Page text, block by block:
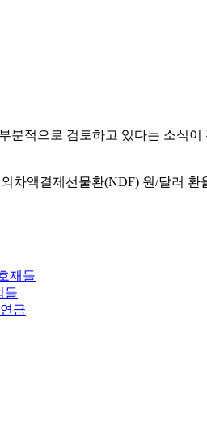
분적으로 검토하고 있다는 소식
차액결제선물환(NDF) 원/달러
재들
들
금